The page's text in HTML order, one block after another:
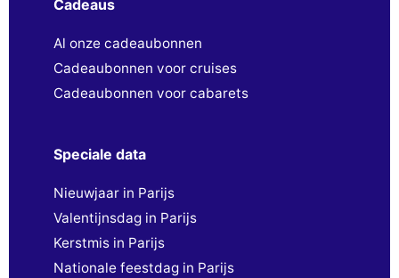
Cadeaus
Al onze cadeaubonnen
Cadeaubonnen voor cruises
Cadeaubonnen voor cabarets
Speciale data
Nieuwjaar in Parijs
Valentijnsdag in Parijs
Kerstmis in Parijs
Nationale feestdag in Parijs